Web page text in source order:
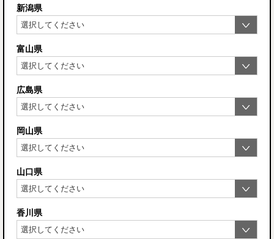
新潟県
富山県
広島県
岡山県
山口県
香川県